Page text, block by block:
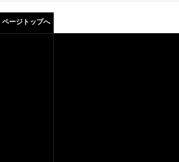
ページトップへ